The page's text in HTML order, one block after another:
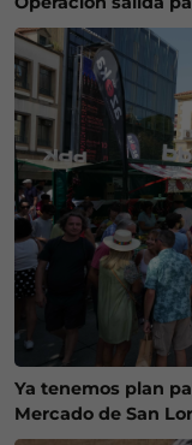
Ya tenemos plan
Mercado de San